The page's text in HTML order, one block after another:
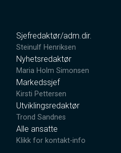
Sjefredaktør/adm.dir.
Steinulf Henriksen
Nyhetsredaktør
Maria Holm Simonsen
Markedssjef
Kirsti Pettersen
Utviklingsredaktør
Trond Sandnes
Alle ansatte
Klikk for kontakt-info